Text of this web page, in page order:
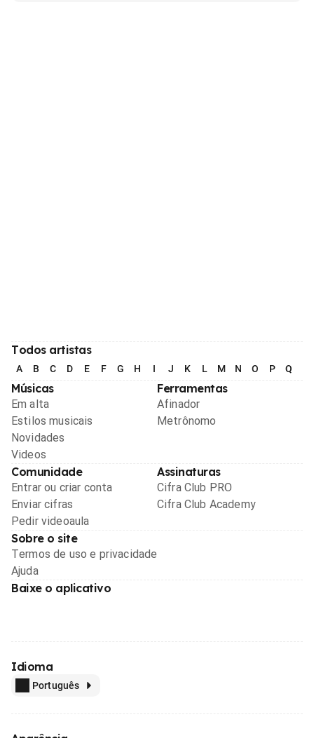
Todos artistas
A B C D E F G H I J K L M N O P Q
Músicas
Em alta
Estilos musicais
Novidades
Videos
Ferramentas
Afinador
Metrônomo
Comunidade
Entrar ou criar conta
Enviar cifras
Pedir videoaula
Assinaturas
Cifra Club PRO
Cifra Club Academy
Sobre o site
Termos de uso e privacidade
Ajuda
Baixe o aplicativo
Idioma
Português